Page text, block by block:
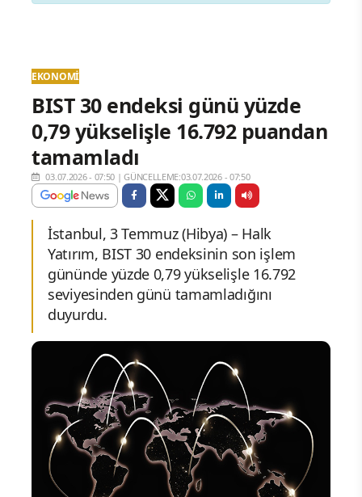
EKONOMI
BIST 30 endeksi günü yüzde
0,79 yükselişle 16.792 puandan
tamamladı
03.07.2026 - 07:50 |GÜNCELLEME:03.07.2026 - 07:50
İstanbul, 3 Temmuz (Hibya) – Halk
Yatırım, BIST 30 endeksinin son işlem
gününde yüzde 0,79 yükselişle 16.792
seviyesinden günü tamamladığını
duyurdu.